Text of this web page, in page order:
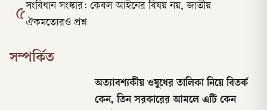
৫সংবিধান সংস্কার: কেবল আইনের বিষয় নয়, জাতীয়
ঐকমত্যেরও প্রশ্ন
সম্পর্কিত
অত্যাবশ্যকীয় ওষুধের তালিকা নিয়ে বিতর্ক
কেন, তিন সরকারের আমলে এটি কেন